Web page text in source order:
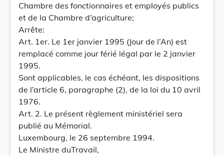
Chambre des fonctionnaires et employés publics
et de la Chambre d’agriculture;
Arrête:
Art. 1er. Le 1er janvier 1995 (Jour de l’An) est
remplacé comme jour férié légal par le 2 janvier
1995.
Sont applicables, le cas échéant, les dispositions
de l’article 6, paragraphe (2), de la loi du 10 avril
1976.
Art. 2. Le présent règlement ministériel sera
publié au Mémorial.
Luxembourg, le 26 septembre 1994.
Le Ministre duTravail,